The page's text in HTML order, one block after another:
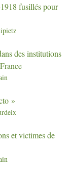
fusillés pour
des institutions
»
et victimes de